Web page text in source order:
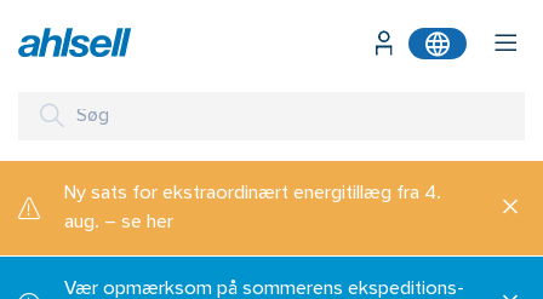
Ny sats for ekstraordinært energitillæg fra 4.
aug. – se her
Vær opmærksom på sommerens ekspeditions-